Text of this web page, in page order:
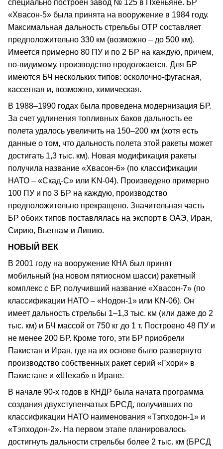
специально построен завод № 125 в Пхеньяне. БР
«Хвасон-5» была принята на вооружение в 1984 году.
Максимальная дальность стрельбы OTP составляет
предположительно 330 км (возможно – до 500 км).
Имеется примерно 80 ПУ и по 2 БР на каждую, причем,
по-видимому, производство продолжается. Для БР
имеются БЧ нескольких типов: осколочно-фугасная,
кассетная и, возможно, химическая.
В 1988–1990 годах была проведена модернизация БР.
За счет удлинения топливных баков дальность ее
полета удалось увеличить на 150–200 км (хотя есть
данные о том, что дальность полета этой ракеты может
достигать 1,3 тыс. км). Новая модификация ракеты
получила название «Хвасон-6» (по классификации
НАТО – «Скад-С» или KN-04). Произведено примерно
100 ПУ и по 3 БР на каждую, производство
предположительно прекращено. Значительная часть
БР обоих типов поставлялась на экспорт в ОАЭ, Иран,
Сирию, Вьетнам и Ливию.
НОВЫЙ ВЕК
В 2001 году на вооружение КНА был принят
мобильный (на новом пятиосном шасси) ракетный
комплекс с БР, получивший название «Хвасон-7» (по
классификации НАТО – «Нодон-1» или KN-06). Он
имеет дальность стрельбы 1–1,3 тыс. км (или даже до 2
тыс. км) и БЧ массой от 750 кг до 1 т. Построено 48 ПУ и
не менее 200 БР. Кроме того, эти БР приобрели
Пакистан и Иран, где на их основе было развернуто
производство собственных ракет серий «Гхори» в
Пакистане и «Шехаб» в Иране.
В начале 90-х годов в КНДР была начата программа
создания двухступенчатых БРСД, получивших по
классификации НАТО наименования «Тэпходон-1» и
«Тэпходон-2». На первом этапе планировалось
достигнуть дальности стрельбы более 2 тыс. км (БРСД